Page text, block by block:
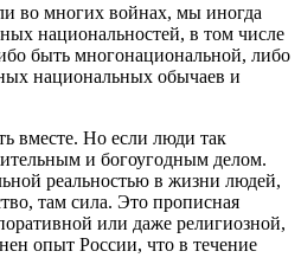
во многих войнах, мы иногда
национальностей, в том числе
быть многонациональной, либо
национальных обычаев и
вместе. Но если люди так
и богоугодным делом.
реальностью в жизни людей,
там сила. Это прописная
или даже религиозной,
опыт России, что в течение